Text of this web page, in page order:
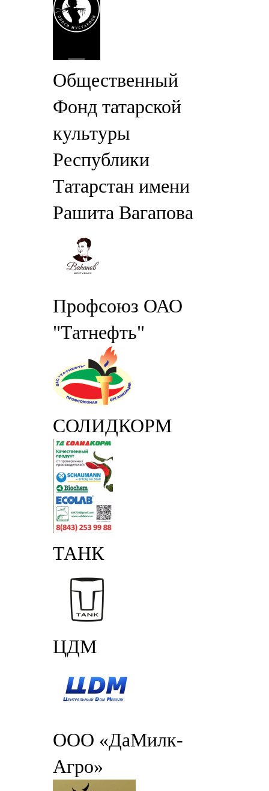
Общественный
Фонд татарской
культуры
Республики
Татарстан имени
Рашита Вагапова
Профсоюз ОАО
"Татнефть"
СОЛИДКОРМ
ТАНК
ЦДМ
ООО «ДаМилк-
Агро»